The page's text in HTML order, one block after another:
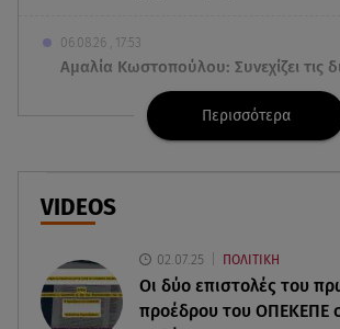
06.08.26 , 17:53
Αμαλία Κωστοπούλου: Συνεχίζει τις
στο κοσμοπολίτικο Κάπρι
Mercedes-Benz GLB: Τώρα με
Συμφωνία Ιράν – Ομάν για τα Στενά
06.08.26 , 17:12
Περισσότερα
VIDEOS
02.07.25 ΠΟΛΙΤΙΚΗ
Οι δύο επιστολές του
προέδρου του ΟΠΕΚΕΠE